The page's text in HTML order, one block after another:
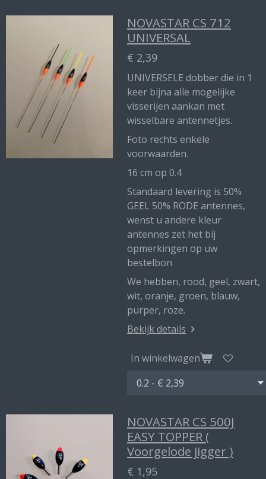
NOVASTAR CS 712
UNIVERSAL
€ 2,39
UNIVERSELE dobber die in 1
keer bijna alle mogelijke
visserijen aankan met
wisselbare antennetjes.
Foto rechts enkele
voorwaarden.
16 cm op 0.4
Standaard levering is 50%
GEEL 50% RODE antennes,
wenst u andere kleur
antennes zet het bij
opmerkingen op uw
bestelbon
We hebben, rood, geel, zwart,
wit, oranje, groen, blauw,
purper, roze.
Bekijk details
In winkelwagen
NOVASTAR CS 500J
EASY TOPPER (
Voorgelode jigger )
€ 1,95